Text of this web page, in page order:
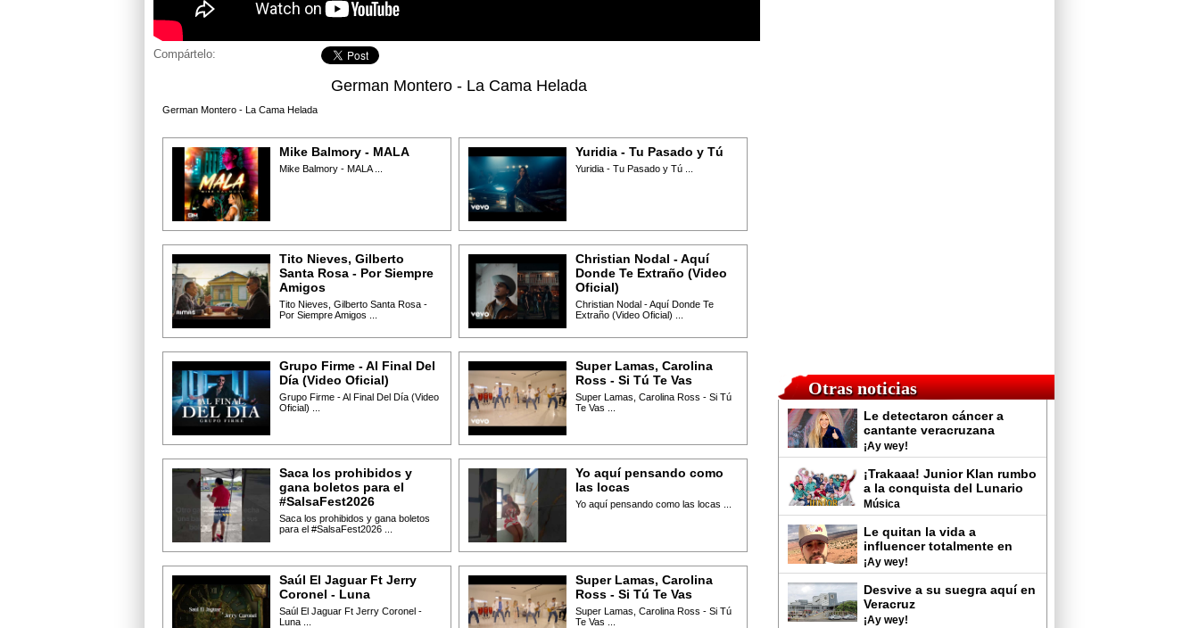
Otras noticias
Le detectaron cáncer a
cantante veracruzana
¡Ay wey!
¡Trakaaa! Junior Klan rumbo
a la conquista del Lunario
del Auditorio Nacional
Música
Le quitan la vida a
influencer totalmente en
vivo
¡Ay wey!
Desvive a su suegra aquí en
Veracruz
¡Ay wey!
Compártelo:
German Montero - La Cama Helada
German Montero - La Cama Helada
Mike Balmory - MALA
Mike Balmory - MALA ...
Yuridia - Tu Pasado y Tú
Yuridia - Tu Pasado y Tú ...
Tito Nieves, Gilberto
Santa Rosa - Por Siempre
Amigos
Tito Nieves, Gilberto Santa Rosa -
Por Siempre Amigos ...
Christian Nodal - Aquí
Donde Te Extraño (Video
Oficial)
Christian Nodal - Aquí Donde Te
Extraño (Video Oficial) ...
Grupo Firme - Al Final Del
Día (Video Oficial)
Grupo Firme - Al Final Del Día (Video
Oficial) ...
Super Lamas, Carolina
Ross - Si Tú Te Vas
Super Lamas, Carolina Ross - Si Tú
Te Vas ...
Saca los prohibidos y
gana boletos para el
#SalsaFest2026
Saca los prohibidos y gana boletos
para el #SalsaFest2026 ...
Yo aquí pensando como
las locas
Yo aquí pensando como las locas ...
Saúl El Jaguar Ft Jerry
Coronel - Luna
Saúl El Jaguar Ft Jerry Coronel -
Luna ...
Super Lamas, Carolina
Ross - Si Tú Te Vas
Super Lamas, Carolina Ross - Si Tú
Te Vas ...